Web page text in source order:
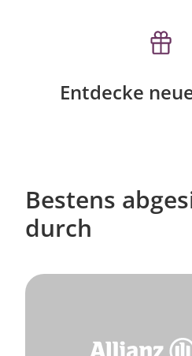
Entdecke
Bestens
durch